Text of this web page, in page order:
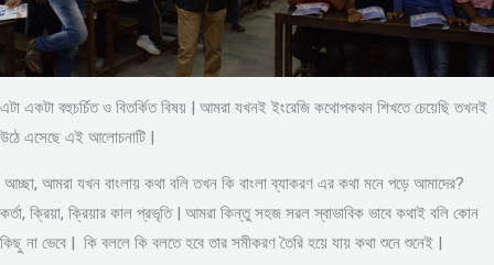
এটা একটা বহুচর্চিত ও বিতর্কিত বিষয় | আমরা যখনই ইংরেজি কথোপকথন শিখতে চেয়েছি তখনই
উঠে এসেছে এই আলোচনাটি |
আচ্ছা, আমরা যখন বাংলায় কথা বলি তখন কি বাংলা ব্যাকরণ এর কথা মনে পড়ে আমাদের?
কর্তা, ক্রিয়া, ক্রিয়ার কাল প্রভৃতি | আমরা কিন্তু সহজ সরল স্বাভাবিক ভাবে কথাই বলি কোন
কিছু না ভেবে | কি বললে কি বলতে হবে তার সমীকরণ তৈরি হয়ে যায় কথা শুনে শুনেই |